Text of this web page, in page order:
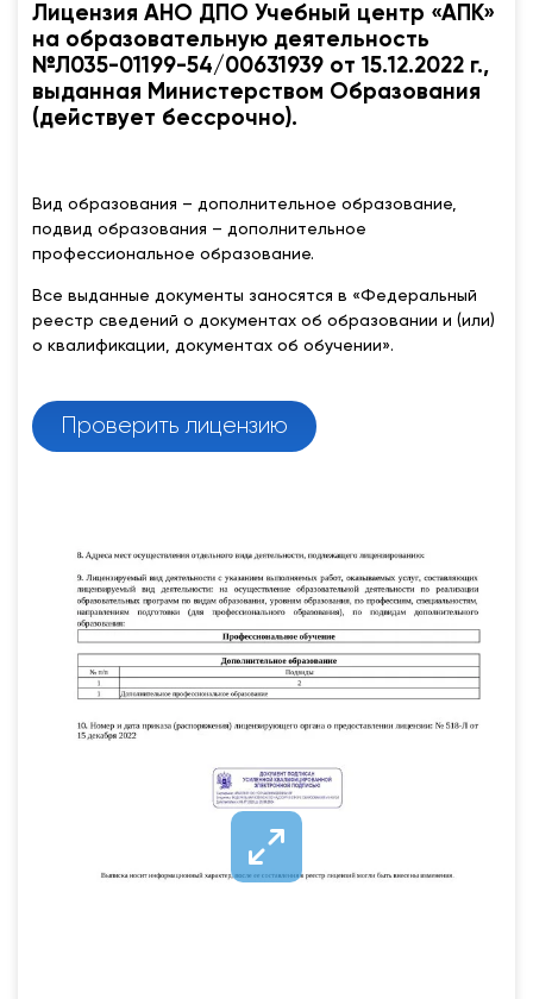
Лицензия АНО ДПО Учебный центр «АПК»
на образовательную деятельность
№Л035-01199-54/00631939 от 15.12.2022 г.,
выданная Министерством Образования
(действует бессрочно).
Вид образования – дополнительное образование,
подвид образования – дополнительное
профессиональное образование.
Все выданные документы заносятся в «Федеральный
реестр сведений о документах об образовании и (или)
о квалификации, документах об обучении».
Проверить лицензию